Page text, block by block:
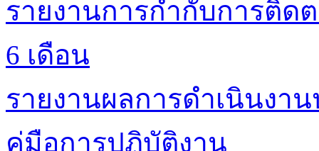
รายงานการกำกับการติด
6 เดือน
รายงานผลการดำเนินงา
คู่มือการปฏิบัติงาน